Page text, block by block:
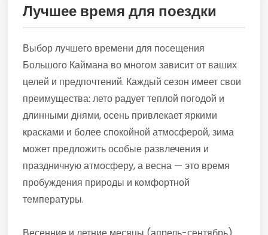
Лучшее время для поездки
Выбор лучшего времени для посещения
Большого Каймана во многом зависит от ваших
целей и предпочтений. Каждый сезон имеет свои
преимущества: лето радует теплой погодой и
длинными днями, осень привлекает яркими
красками и более спокойной атмосферой, зима
может предложить особые развлечения и
праздничную атмосферу, а весна — это время
пробуждения природы и комфортной
температуры.